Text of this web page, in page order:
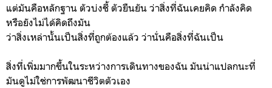
แต่มันคือหลักฐาน ตัวบ่งชี้ ตัวยืนยัน ว่าสิ่งที่ฉันเคยคิด กำลังคิด
หรือยังไม่ได้คิดถึงมัน
ว่าสิ่งเหล่านั้นเป็นสิ่งที่ถูกต้องแล้ว ว่านั่นคือสิ่งที่ฉันเป็น
สิ่งที่เพิ่มมากขึ้นในระหว่างการเดินทางของฉัน มันน่าแปลกนะที่
มันดูไม่ใช่การพัฒนาชีวิตตัวเอง